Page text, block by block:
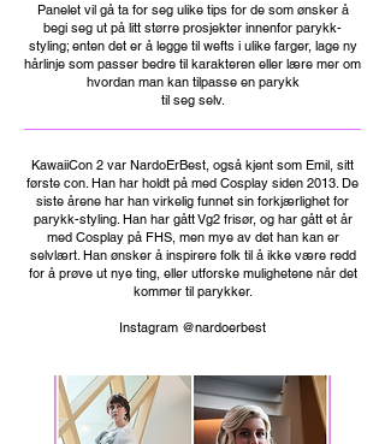
Panelet vil gå ta for seg ulike tips for de som ønsker å
begi seg ut på litt større prosjekter innenfor parykk-
styling; enten det er å legge til wefts i ulike farger, lage ny
hårlinje som passer bedre til karakteren eller lære mer om
hvordan man kan tilpasse en parykk
til seg selv.
KawaiiCon 2 var NardoErBest, også kjent som Emil, sitt
første con. Han har holdt på med Cosplay siden 2013. De
siste årene har han virkelig funnet sin forkjærlighet for
parykk-styling. Han har gått Vg2 frisør, og har gått et år
med Cosplay på FHS, men mye av det han kan er
selvlært. Han ønsker å inspirere folk til å ikke være redd
for å prøve ut nye ting, eller utforske mulighetene når det
kommer til parykker.
Instagram @nardoerbest